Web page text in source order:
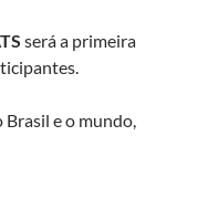
será a primeira
e o mundo,